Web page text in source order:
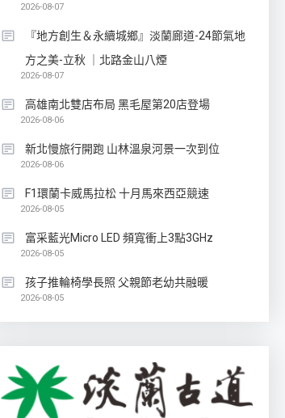
2026-08-07
『地方創生＆永續城鄉』淡蘭廊道-24節氣地
方之美-立秋 ｜北路金山八煙
2026-08-07
高雄南北雙店布局 黑毛屋第20店登場
2026-08-06
新北慢旅行開跑 山林溫泉河景一次到位
2026-08-06
F1環蘭卡威馬拉松 十月馬來西亞競速
2026-08-05
富采藍光Micro LED 頻寬衝上3點3GHz
2026-08-05
孩子推輪椅學長照 父親節老幼共融暖
2026-08-05